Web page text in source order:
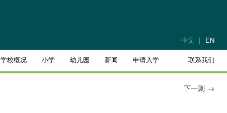
EN
中文
学校概况 小学 幼儿园 新闻 申请入学 联系我们
下一则 →